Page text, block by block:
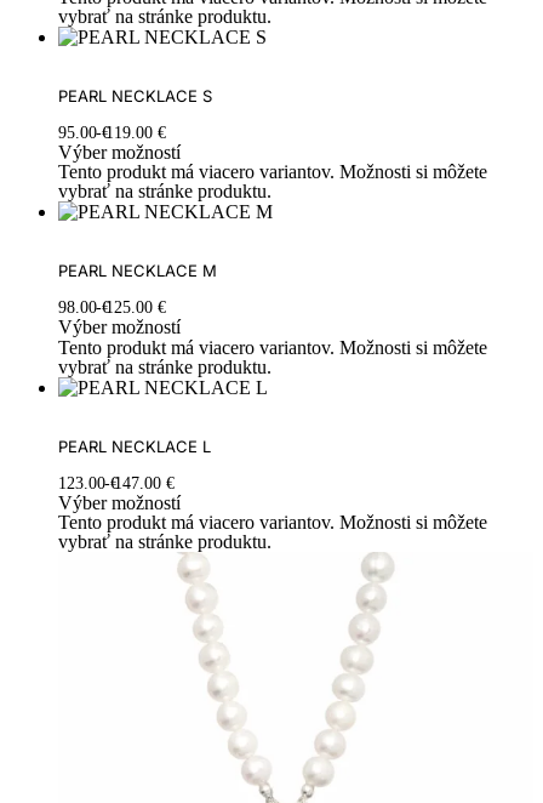
vybrať na stránke produktu.
PEARL NECKLACE S
95.00€119.00 €
Výber možností
Tento produkt má viacero variantov. Možnosti si môžete
vybrať na stránke produktu.
PEARL NECKLACE M
98.00€125.00 €
Výber možností
Tento produkt má viacero variantov. Možnosti si môžete
vybrať na stránke produktu.
PEARL NECKLACE L
123.00€147.00 €
Výber možností
Tento produkt má viacero variantov. Možnosti si môžete
vybrať na stránke produktu.